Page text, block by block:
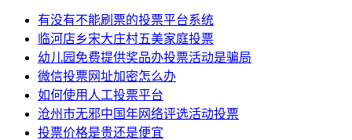
有没有不能刷票的投票平台系统
临河店乡宋大庄村五美家庭投票
幼儿园免费提供奖品办投票活动是骗局
微信投票网址加密怎么办
如何使用人工投票平台
沧州市无邪中国年网络评选活动投票
投票价格是贵还是便宜